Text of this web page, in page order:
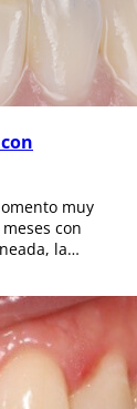
muy
con
la